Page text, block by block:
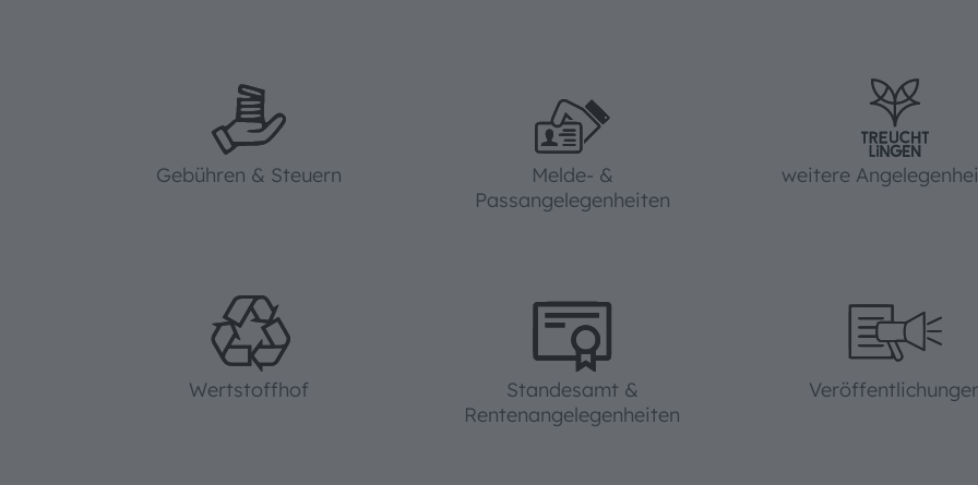
Gebühren & Steuern
Melde- &
Passangelegenheiten
weitere
Wertstoffhof
Standesamt &
Rentenangelegenheiten